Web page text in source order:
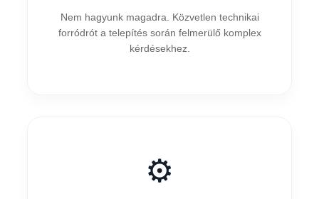
Nem hagyunk magadra. Közvetlen technikai
forródrót a telepítés során felmerülő komplex
kérdésekhez.
⚙️